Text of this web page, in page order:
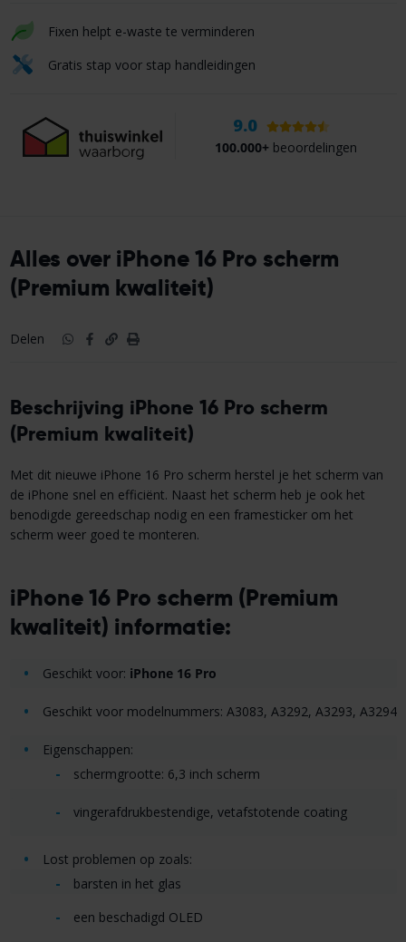
Fixen helpt e-waste te verminderen
Gratis stap voor stap handleidingen
9.0
100.000+ beoordelingen
Alles over iPhone 16 Pro scherm
(Premium kwaliteit)
Delen
Beschrijving iPhone 16 Pro scherm
(Premium kwaliteit)
Met dit nieuwe iPhone 16 Pro scherm herstel je het scherm van
de iPhone snel en efficiënt. Naast het scherm heb je ook het
benodigde gereedschap nodig en een framesticker om het
scherm weer goed te monteren.
iPhone 16 Pro scherm (Premium
kwaliteit) informatie:
Geschikt voor: iPhone 16 Pro
Geschikt voor modelnummers: A3083, A3292, A3293, A3294
Eigenschappen:
schermgrootte: 6,3 inch scherm
vingerafdrukbestendige, vetafstotende coating
Lost problemen op zoals:
barsten in het glas
een beschadigd OLED